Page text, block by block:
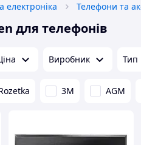
електроніка Телефони та
для телефонів
Виробник Тип
3М AGM